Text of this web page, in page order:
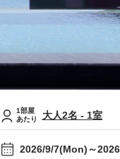
1部屋
あたり
大人2名 - 1室
2026/9/7(Mon)～